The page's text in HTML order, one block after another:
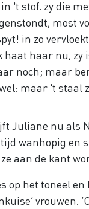
't stof. zy die
most
in zo
haat haar nu, zy
noch; maar
maar 't staal
Juliane nu als
wanhopig en
aan de kant
op het toneel
vrouwen.